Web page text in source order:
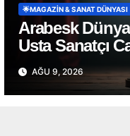
🌟MAGAZIN & SANAT DÜNYASI
Arabesk
Usta Sanatçı
Yitirdi
AĞU 9, 2026